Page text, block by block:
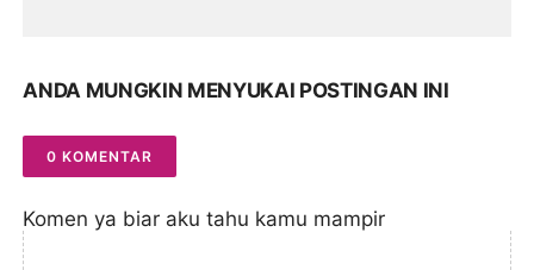
ANDA MUNGKIN MENYUKAI POSTINGAN INI
0 KOMENTAR
Komen ya biar aku tahu kamu mampir